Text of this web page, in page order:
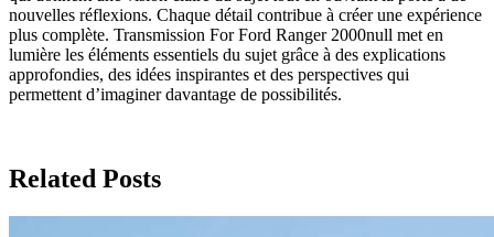
nouvelles réflexions. Chaque détail contribue à créer une expérience
plus complète. Transmission For Ford Ranger 2000null met en
lumière les éléments essentiels du sujet grâce à des explications
approfondies, des idées inspirantes et des perspectives qui
permettent d’imaginer davantage de possibilités.
Related Posts